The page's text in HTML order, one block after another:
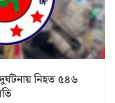
নিহত ৫৪৬